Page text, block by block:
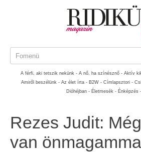
Fomenü
A férfi, aki tetszik nekünk - A nő, ha színésznő - Aktív
Amiről beszélünk - Az élet írta - B2W - Címlapsztori -
Dióhéjban - Életmesék - Énképzés -
Rezes Judit:
van